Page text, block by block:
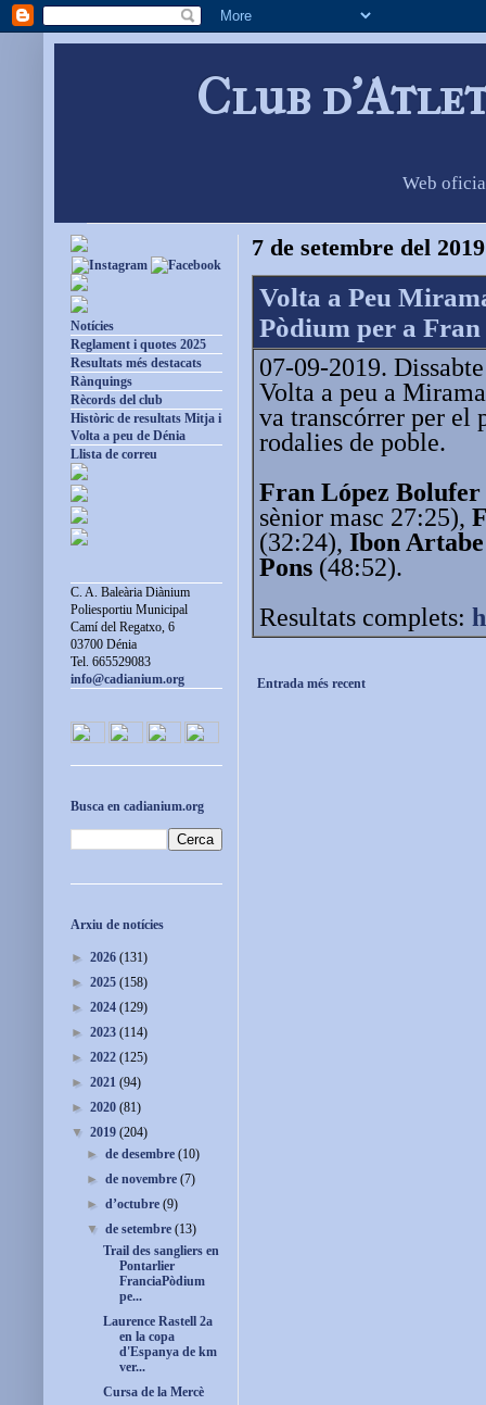
Club
Web
7 de setembre del 2019
Volta a Peu
Pòdium per a Fran
07-09-2019.
Volta a peu a
va transcórrer per el
rodalies de poble.
Fran López Bolufer
sènior masc 27:25),
(32:24), Ibon Artabe
Pons (48:52).
Resultats complets:
Entrada més recent
Notícies
Reglament i quotes 2025
Resultats més destacats
Rànquings
Rècords del club
Històric de resultats Mitja i
Volta a peu de Dénia
Llista de correu
C. A. Baleària Diànium
Poliesportiu Municipal
Camí del Regatxo, 6
03700 Dénia
Tel. 665529083
info@cadianium.org
Busca en cadianium.org
Arxiu de notícies
► 2026 (131)
► 2025 (158)
► 2024 (129)
► 2023 (114)
► 2022 (125)
► 2021 (94)
► 2020 (81)
▼ 2019 (204)
►de desembre(10)
►de novembre(7)
►d’octubre(9)
▼de setembre(13)
Trail des sangliers en
Pontarlier
FranciaPòdium
pe...
Laurence Rastell 2a
en la copa
d'Espanya de km
ver...
Cursa de la Mercè